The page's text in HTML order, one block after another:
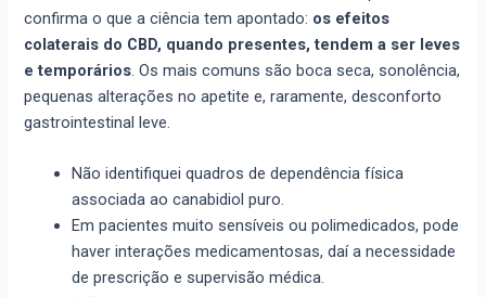
confirma o que a ciência tem apontado: os efeitos
colaterais do CBD, quando presentes, tendem a ser leves
e temporários. Os mais comuns são boca seca, sonolência,
pequenas alterações no apetite e, raramente, desconforto
gastrointestinal leve.
Não identifiquei quadros de dependência física
associada ao canabidiol puro.
Em pacientes muito sensíveis ou polimedicados, pode
haver interações medicamentosas, daí a necessidade
de prescrição e supervisão médica.